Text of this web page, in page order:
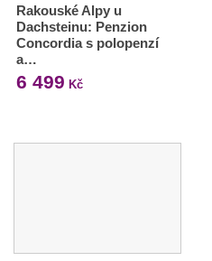
Rakouské Alpy u
Dachsteinu: Penzion
Concordia s polopenzí
a…
6 499 Kč